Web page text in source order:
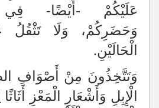
عَلَيْكُمْ -أَيْضًا- فِي
وَحَضَرِكُمْ، وَلَا تَثْقُلُ
الْحَالَيْنِ.
وَتَتَّخِذُونَ مِنْ أَصْوَافِ
الْإِبِلِ وَأَشْعَارِ الْمَعْزِ